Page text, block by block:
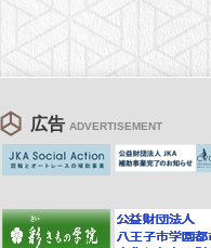
広告 ADVERTISEMENT